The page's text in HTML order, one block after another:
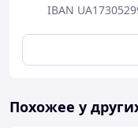
IBAN
Похожее у